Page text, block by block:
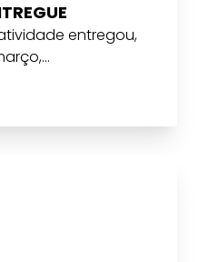
entregou,